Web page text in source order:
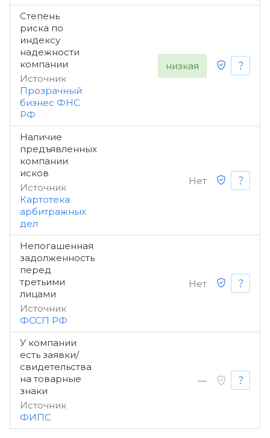
Степень
риска по
индексу
надежности
компании
Источник
Прозрачный
бизнес ФНС
РФ
низкая
Наличие
предъявленных
компании
исков
Источник
Картотека
арбитражных
дел
Нет
Непогашенная
задолженность
перед
третьими
лицами
Источник
ФССП РФ
Нет
У компании
есть заявки/
свидетельства
на товарные
знаки
Источник
ФИПС
—